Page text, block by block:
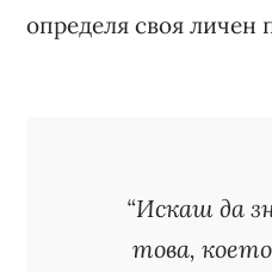
определя своя личен
“Искаш да
това,